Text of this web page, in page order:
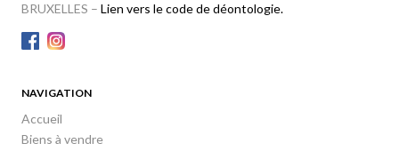
BRUXELLES – Lien vers le code de déontologie.
NAVIGATION
Accueil
Biens à vendre